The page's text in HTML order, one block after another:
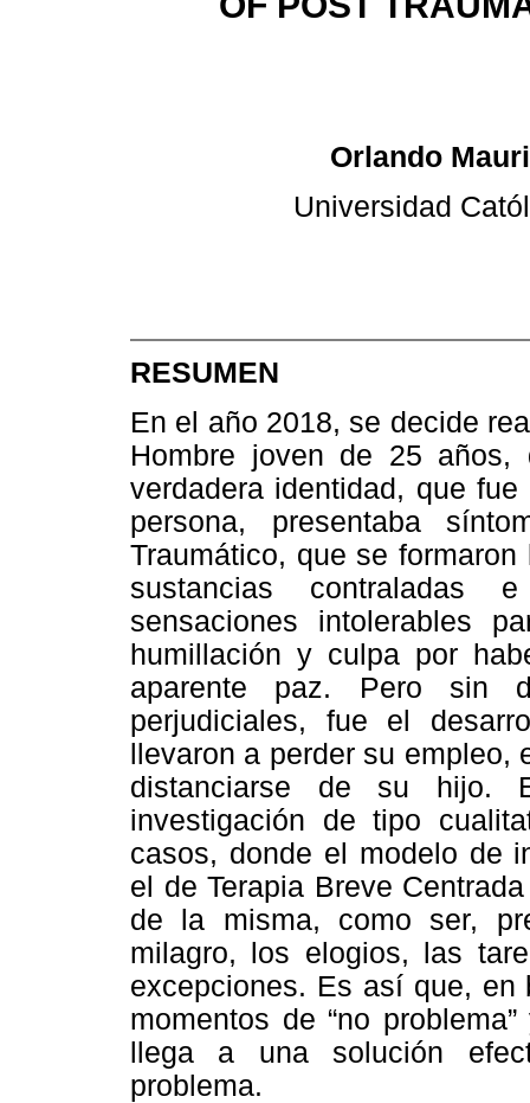
Orlando
Universidad
RESUMEN
En el año 2018, se decide
Hombre joven de 25 años,
verdadera identidad, que
persona, presentaba
Traumático, que se
sustancias contraladas
sensaciones intolerables
humillación y culpa por
aparente paz. Pero sin
perjudiciales, fue el
llevaron a perder su empleo,
distanciarse de su hijo.
investigación de tipo
casos, donde el modelo de
el de Terapia Breve
de la misma, como ser,
milagro, los elogios, las
excepciones. Es así que,
momentos de “no
llega a una solución
problema.